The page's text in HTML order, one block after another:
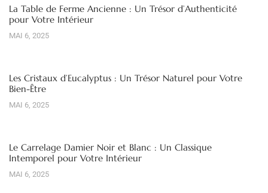
La Table de Ferme Ancienne : Un Trésor d’Authenticité
pour Votre Intérieur
MAI 6, 2025
Les Cristaux d’Eucalyptus : Un Trésor Naturel pour Votre
Bien-Être
MAI 6, 2025
Le Carrelage Damier Noir et Blanc : Un Classique
Intemporel pour Votre Intérieur
MAI 6, 2025